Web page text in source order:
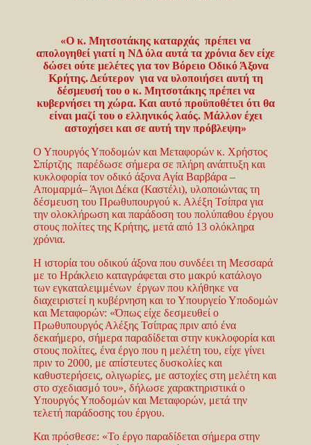
«Ο κ. Μητσοτάκης καταρχάς πρέπει να
απολογηθεί γιατί η ΝΔ όλα αυτά τα χρόνια δεν είχε
δώσει ούτε μελέτες για τον Βόρειο Οδικό Άξονα
Κρήτης. Δεύτερον για να υλοποιήσει αυτή τη
δέσμευσή του ο κ. Μητσοτάκης πρέπει να
κυβερνήσει τη χώρα. Και αυτό προϋποθέτει ότι θα
είναι μαζί του ο ελληνικός λαός. Μάλλον έχει
αστοχήσει και σε αυτή την πρόβλεψη»
Ο Υπουργός Υποδομών και Μεταφορών κ. Χρήστος
Σπίρτζης παρέδωσε σήμερα σε πλήρη ανάπτυξη και
κυκλοφορία τον οδικό άξονα Αγία Βαρβάρα –
Απομαρμά– Άγιοι Δέκα (Καστέλι), υλοποιώντας τη
δέσμευση του Πρωθυπουργού κ. Αλέξη Τσίπρα για
την ολοκλήρωση και παράδοση του πολύπαθου έργου
στους πολίτες της Κρήτης, μετά από 13 ολόκληρα
χρόνια.
Η ιστορία του οδικού άξονα που συνδέει τη Μεσσαρά
με το Ηράκλειο καταγράφεται στο μακρύ κατάλογο
των εγκαταλειμμένων έργων που κλήθηκε να
διαχειριστεί η κυβέρνηση και το Υπουργείο Υποδομών
και Μεταφορών: «Όπως είχε δεσμευθεί ο
Πρωθυπουργός Αλέξης Τσίπρας πριν από ένα
δεκαήμερο, σήμερα παραδίδεται στην κυκλοφορία και
στους πολίτες, ένα έργo που η μελέτη του, είχε γίνει
πριν το 2000, με απίστευτες δυσκολίες και
καθυστερήσεις, ολιγωρίες, με αστοχίες στη μελέτη και
στο σχεδιασμό του», δήλωσε χαρακτηριστικά ο
Υπουργός Υποδομών και Μεταφορών, μετά την
τελετή παράδοσης του έργου.
Και πρόσθεσε: «Το έργο παραδίδεται σήμερα στην